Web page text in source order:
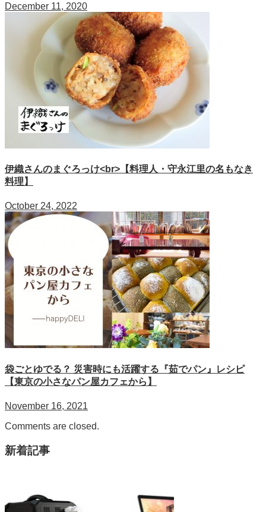
December 11, 2020
伊織さんのまぐろっけ<br>【料理人・守永江里の名もなき
料理】
October 24, 2022
袋ごとゆでる？ 災害時にも活躍する『茹でパン』レシピ
【東京の小さなパン屋カフェから】
November 16, 2021
Comments are closed.
新着記事